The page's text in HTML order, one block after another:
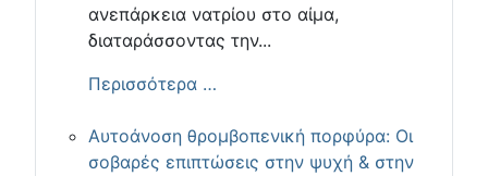
ανεπάρκεια νατρίου στο αίμα,
διαταράσσοντας την...
Περισσότερα …
Αυτοάνοση θρομβοπενική πορφύρα: Οι
σοβαρές επιπτώσεις στην ψυχή & στην